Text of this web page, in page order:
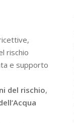
rischio
e supporto
del rischio,